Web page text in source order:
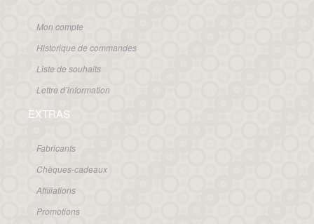
Mon compte
Historique de commandes
Liste de souhaits
Lettre d’information
EXTRAS
Fabricants
Chèques-cadeaux
Affiliations
Promotions